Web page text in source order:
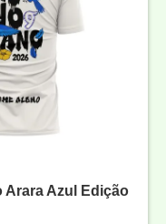
Arara Azul Edição